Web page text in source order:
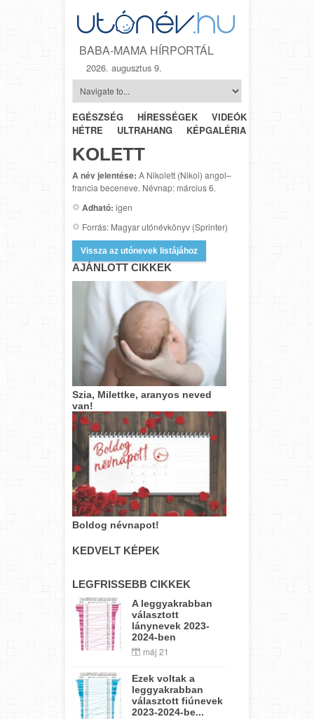
BABA-MAMA HÍRPORTÁL
2026. augusztus 9.
EGÉSZSÉG HÍRESSÉGEK VIDEÓK
HÉTRŐL-
HÉTRE
ULTRAHANG KÉPGALÉRIA
KOLETT
A név jelentése: A Nikolett (Nikol) angol–
francia beceneve. Névnap: március 6.
Adható: igen
Forrás: Magyar utónévkönyv (Sprinter)
Vissza az utónevek listájához
AJÁNLOTT CIKKEK
Szia, Milettke, aranyos neved
van!
Boldog névnapot!
KEDVELT KÉPEK
LEGFRISSEBB CIKKEK
A leggyakrabban
választott
lánynevek 2023-
2024-ben
máj 21
Ezek voltak a
leggyakrabban
választott fiúnevek
2023-2024-be...